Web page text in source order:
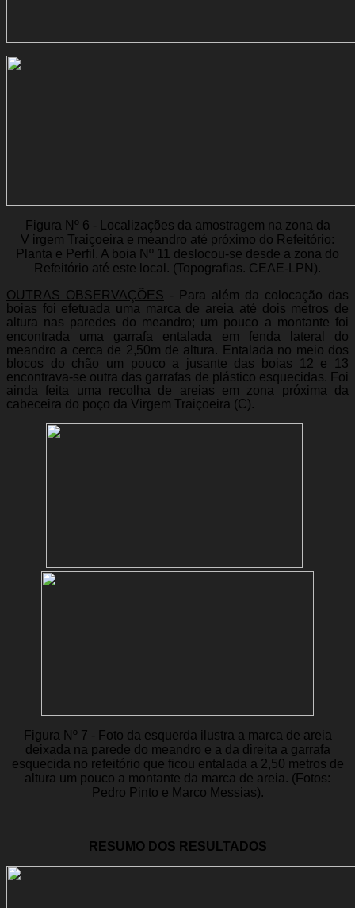
Figura Nº 6 - Localizações da amostragem na zona da
V irgem Traiçoeira e meandro até próximo do Refeitório:
Planta e Perfil. A boia Nº 11 deslocou-se desde a zona do
Refeitório até este local. (Topografias. CEAE-LPN).
OUTRAS OBSERVAÇÕES - Para além da colocação das
boias foi efetuada uma marca de areia até dois metros de
altura nas paredes do meandro; um pouco a montante foi
encontrada uma garrafa entalada em fenda lateral do
meandro a cerca de 2,50m de altura. Entalada no meio dos
blocos do chão um pouco a jusante das boias 12 e 13
encontrava-se outra das garrafas de plástico esquecidas. Foi
ainda feita uma recolha de areias em zona próxima da
cabeceira do poço da Virgem Traiçoeira (C).
Figura Nº 7 - Foto da esquerda ilustra a marca de areia
deixada na parede do meandro e a da direita a garrafa
esquecida no refeitório que ficou entalada a 2,50 metros de
altura um pouco a montante da marca de areia. (Fotos:
Pedro Pinto e Marco Messias).
RESUMO DOS RESULTADOS